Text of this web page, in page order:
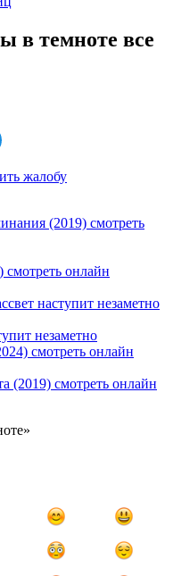
в темноте все
жалобу
незаметно